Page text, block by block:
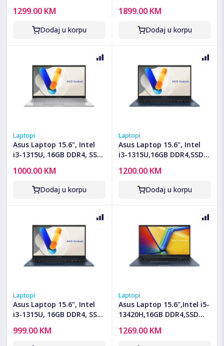
7520U/16GB
DDR5/1TB/Black/2Y
1299.00 KM
Dodaj u korpu
IdeaPad Flex 5 14ABR8,
82XX00HGSC
1899.00 KM
Dodaj u korpu
Laptopi
Asus Laptop 15.6", Intel
i3-1315U, 16GB DDR4, SSD
1000.00 KM
Dodaj u korpu
Laptopi
Asus Laptop 15.6", Intel
i3-1315U,16GB DDR4,SSD
X1504VA-BQ3561W
1200.00 KM
Dodaj u korpu
Laptopi
Asus Laptop 15.6", Intel
i3-1315U, 16GB DDR4, SSD
999.00 KM
Laptopi
Asus Laptop 15.6",Intel i5-
13420H,16GB DDR4,SSD
X1502VA-BQ433
1269.00 KM